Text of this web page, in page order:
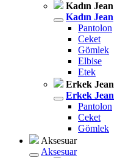
Kadın Jean
Kadın Jean
Pantolon
Ceket
Gömlek
Elbise
Etek
Erkek Jean
Erkek Jean
Pantolon
Ceket
Gömlek
Aksesuar
Aksesuar